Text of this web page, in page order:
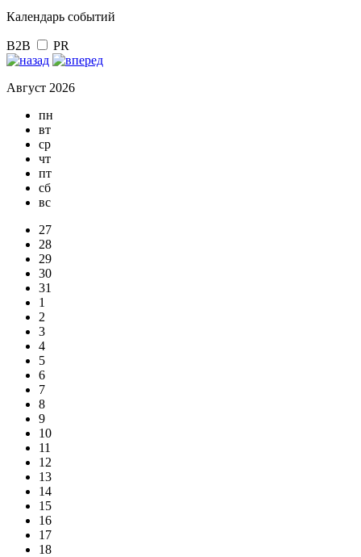
Календарь событий
B2B PR
Август 2026
пн
вт
ср
чт
пт
сб
вс
27
28
29
30
31
1
2
3
4
5
6
7
8
9
10
11
12
13
14
15
16
17
18